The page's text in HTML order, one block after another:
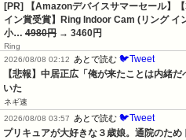
[PR] 【Amazonデバイスサマーセール】
イン賞受賞】Ring Indoor Cam (リング イ
小… 4980円 → 3460円
Ring
2026/08/08 02:12 あとで読む 🐦Tweet
【悲報】中居正広「俺が来たことは内緒
いた
ネギ速
2026/08/08 03:57 あとで読む 🐦Tweet
プリキュアが大好きな３歳娘。通院のた